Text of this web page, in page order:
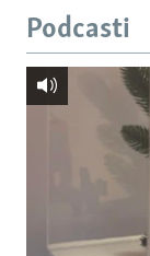
Podcasti